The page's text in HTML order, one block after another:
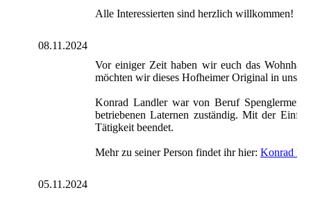
Alle Interessierten sind herzlich willkommen!
08.11.2024
Vor einiger Zeit haben wir euch das
möchten wir dieses Hofheimer Original in
Konrad Landler war von Beruf
betriebenen Laternen zuständig. Mit der
Tätigkeit beendet.
Mehr zu seiner Person findet ihr hier: Konrad
05.11.2024